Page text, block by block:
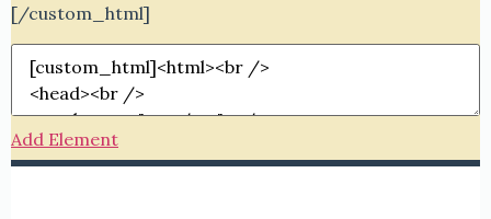
[/custom_html]
Add Element